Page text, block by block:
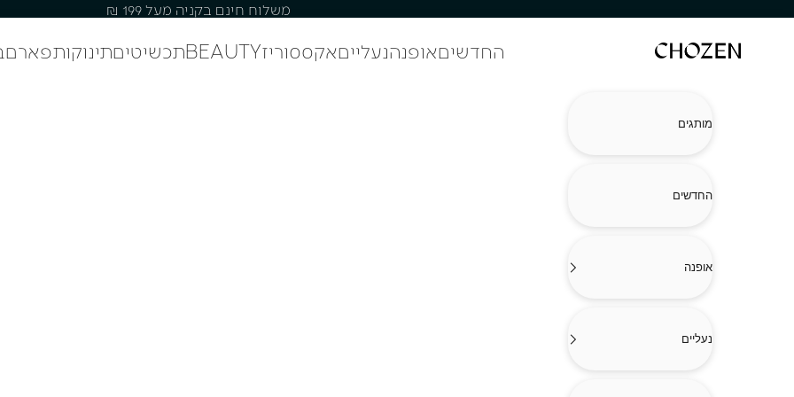
משלוח חינם בקניה מעל 199 ₪
CHOZEN החדשיםאופנהנעלייםאקססוריזBEAUTYתכשיטיםתינוקותפארם
מותגים
החדשים
אופנה
נעליים